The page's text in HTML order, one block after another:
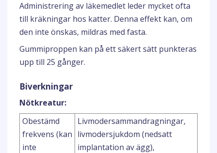
Administrering av läkemedlet leder mycket ofta
till kräkningar hos katter. Denna effekt kan, om
den inte önskas, mildras med fasta.
Gummiproppen kan på ett säkert sätt punkteras
upp till 25 gånger.
Biverkningar
Nötkreatur:
Obestämd
frekvens (kan
inte
Livmodersammandragningar,
livmodersjukdom (nedsatt
implantation av ägg),